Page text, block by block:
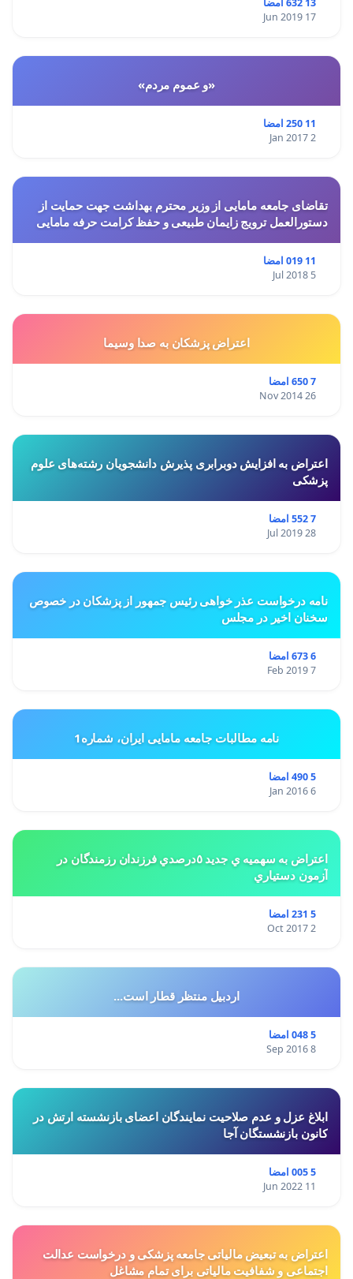
17 Jun 2019
«و عموم مردم»
11 250 امضا
2 Jan 2017
تقاضای جامعه مامایی از وزیر محترم بهداشت جهت حمایت از
دستورالعمل ترویج زایمان طبیعی و حفظ کرامت حرفه مامایی
11 019 امضا
5 Jul 2018
اعتراض پزشكان به صدا وسيما
7 650 امضا
26 Nov 2014
اعتراض به افزایش دوبرابری پذیرش دانشجویان رشته‌های علوم
پزشکی
7 552 امضا
28 Jul 2019
نامه درخواست عذر خواهی رئیس جمهور از پزشکان در خصوص
سخنان اخیر در مجلس
6 673 امضا
7 Feb 2019
نامه مطالبات جامعه مامایی ایران، شماره1
5 490 امضا
6 Jan 2016
اعتراض به سهميه ي جديد ٥درصدي فرزندان رزمندگان در
آزمون دستياري
5 231 امضا
2 Oct 2017
اردبیل منتظر قطار است...
5 048 امضا
8 Sep 2016
ابلاغ عزل و عدم صلاحیت نمایندگان اعضای بازنشسته ارتش در
کانون بازنشستگان آجا
5 005 امضا
11 Jun 2022
اعتراض به تبعیض مالیاتی جامعه پزشکی و درخواست عدالت
اجتماعی و شفافیت مالیاتی برای تمام مشاغل